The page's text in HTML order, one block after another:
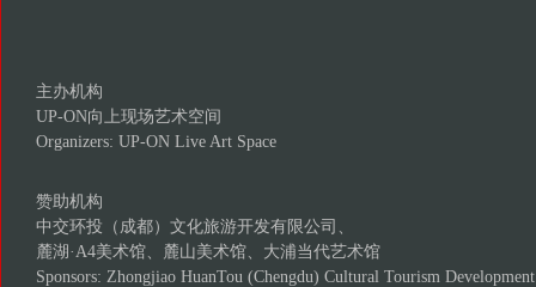
主办机构
UP-ON向上现场艺术空间
Organizers: UP-ON Live Art Space
赞助机构
中交环投（成都）文化旅游开发有限公司、
麓湖·A4美术馆、麓山美术馆、大浦当代艺术馆
Sponsors: Zhongjiao HuanTou (Chengdu) Cultural Tourism